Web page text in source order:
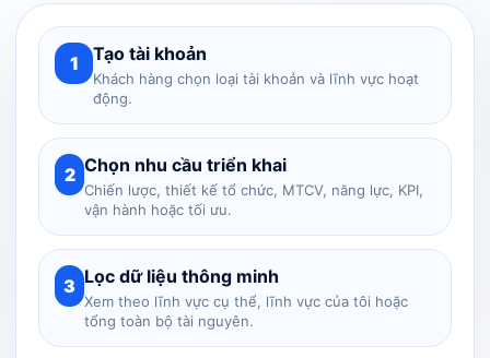
1 Tạo tài khoản
Khách hàng chọn loại tài khoản và lĩnh vực hoạt
động.
2 Chọn nhu cầu triển khai
Chiến lược, thiết kế tổ chức, MTCV, năng lực, KPI,
vận hành hoặc tối ưu.
3 Lọc dữ liệu thông minh
Xem theo lĩnh vực cụ thể, lĩnh vực của tôi hoặc
tổng toàn bộ tài nguyên.